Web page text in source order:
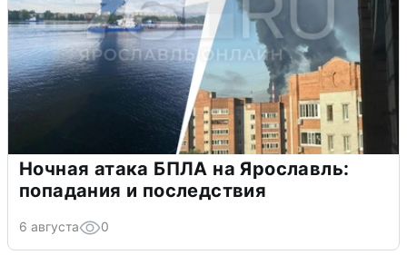
Ночная атака БПЛА на Ярославль:
попадания и последствия
6 августа 0